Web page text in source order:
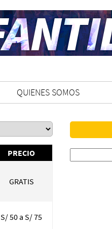
QUIENES SOMOS
PRECIO
GRATIS
S/ 50 a S/ 75